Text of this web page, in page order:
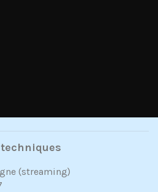
(streaming)